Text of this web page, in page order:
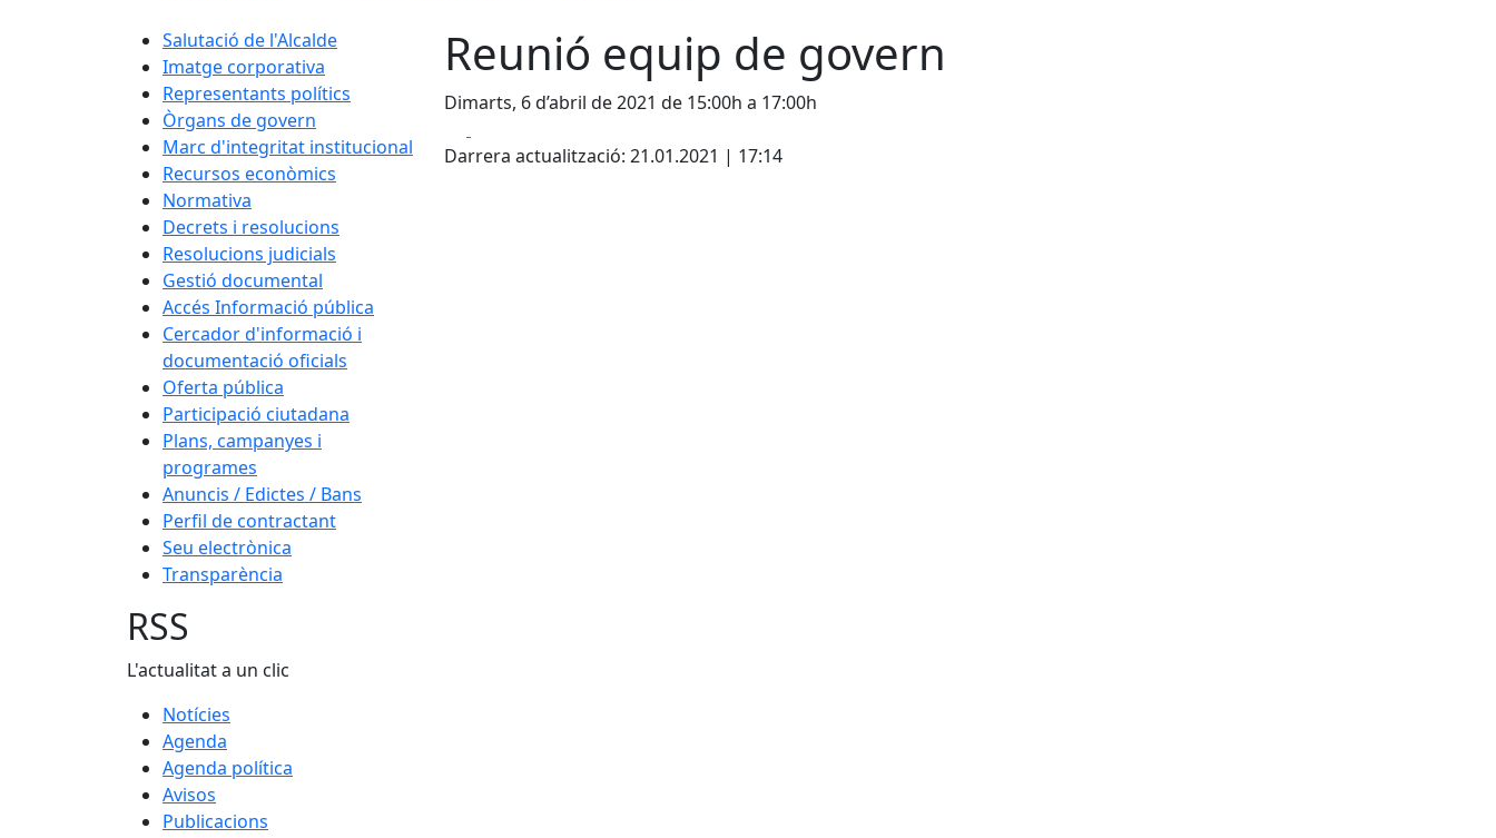
Salutació de l'Alcalde
Imatge corporativa
Representants polítics
Òrgans de govern
Marc d'integritat institucional
Recursos econòmics
Normativa
Decrets i resolucions
Resolucions judicials
Gestió documental
Accés Informació pública
Cercador d'informació i
documentació oficials
Oferta pública
Participació ciutadana
Plans, campanyes i
programes
Anuncis / Edictes / Bans
Perfil de contractant
Seu electrònica
Transparència
Reunió equip de govern
Dimarts, 6 d’abril de 2021 de 15:00h a 17:00h
Darrera actualització: 21.01.2021 | 17:14
RSS
L'actualitat a un clic
Notícies
Agenda
Agenda política
Avisos
Publicacions